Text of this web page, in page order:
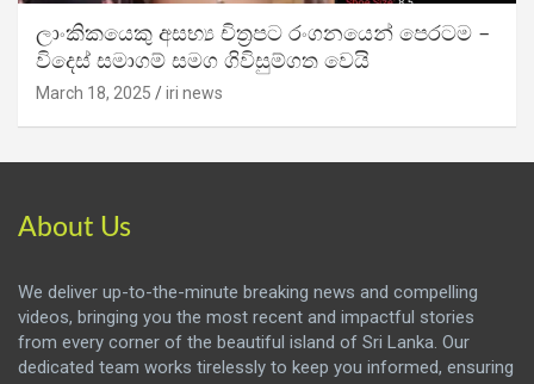
ලාංකිකයෙකු අසභ්‍ය චිත්‍රපට රංගනයෙන් පෙරටම –
විදෙස් සමාගම් සමග ගිවිසුම්ගත වෙයි
March 18, 2025 iri news
About Us
We deliver up-to-the-minute breaking news and compelling
videos, bringing you the most recent and impactful stories
from every corner of the beautiful island of Sri Lanka. Our
dedicated team works tirelessly to keep you informed, ensuring